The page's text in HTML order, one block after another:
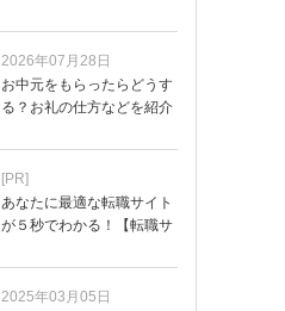
2026年07月28日
お中元をもらったらどうす
る？お礼の仕方などを紹介
[PR]
あなたに最適な転職サイト
が５秒でわかる！【転職サ
2025年03月05日